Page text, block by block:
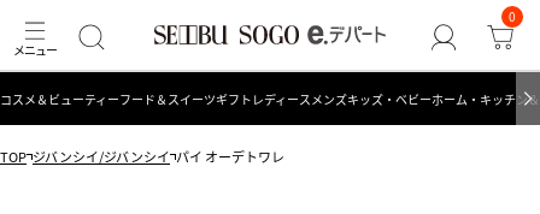
0
コスメ＆ビューティーフード＆スイーツギフト レディース メンズキッズ・ベビーホーム・キッチン
TOP ジバンシイ/ジバンシイ パイ オーデトワレ